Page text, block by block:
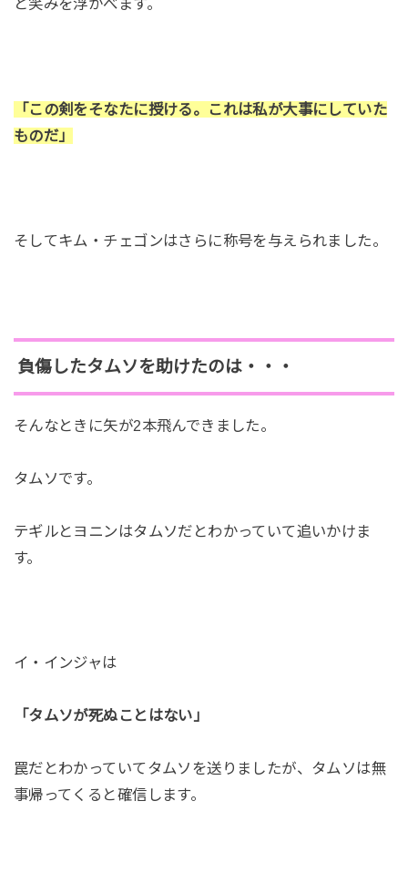
と笑みを浮かべます。
「この剣をそなたに授ける。これは私が大事にしていた
ものだ」
そしてキム・チェゴンはさらに称号を与えられました。
負傷したタムソを助けたのは・・・
そんなときに矢が2本飛んできました。
タムソです。
テギルとヨニンはタムソだとわかっていて追いかけま
す。
イ・インジャは
「タムソが死ぬことはない」
罠だとわかっていてタムソを送りましたが、タムソは無
事帰ってくると確信します。